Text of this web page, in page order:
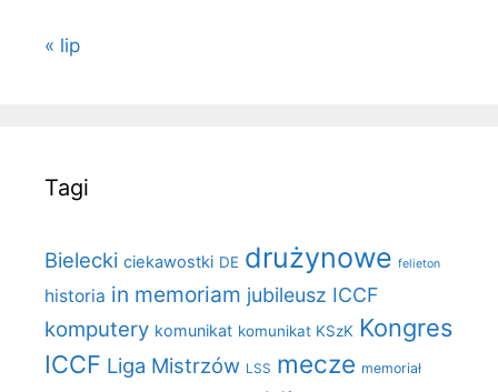
« lip
Tagi
Bielecki ciekawostki DE drużynowe felieton
historia in memoriam jubileusz ICCF
komputery komunikat komunikat KSzK Kongres
ICCF Liga Mistrzów LSS mecze memoriał